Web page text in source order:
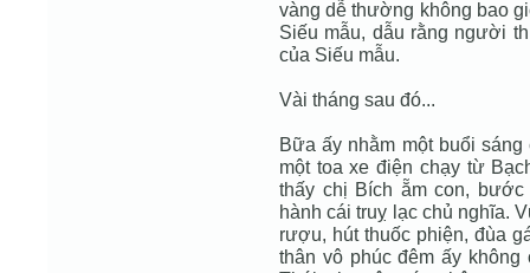
vàng dễ thường không bao
Siếu mẫu, dẫu rằng người
của Siếu mẫu.
Vài tháng sau đó...
Bữa ấy nhằm một buổi
một toa xe điện chạy từ
thấy chị Bích ẵm con,
hành cái truỵ lạc chủ nghĩa.
rượu, hút thuốc phiện, đùa
thân vô phúc đêm ấy